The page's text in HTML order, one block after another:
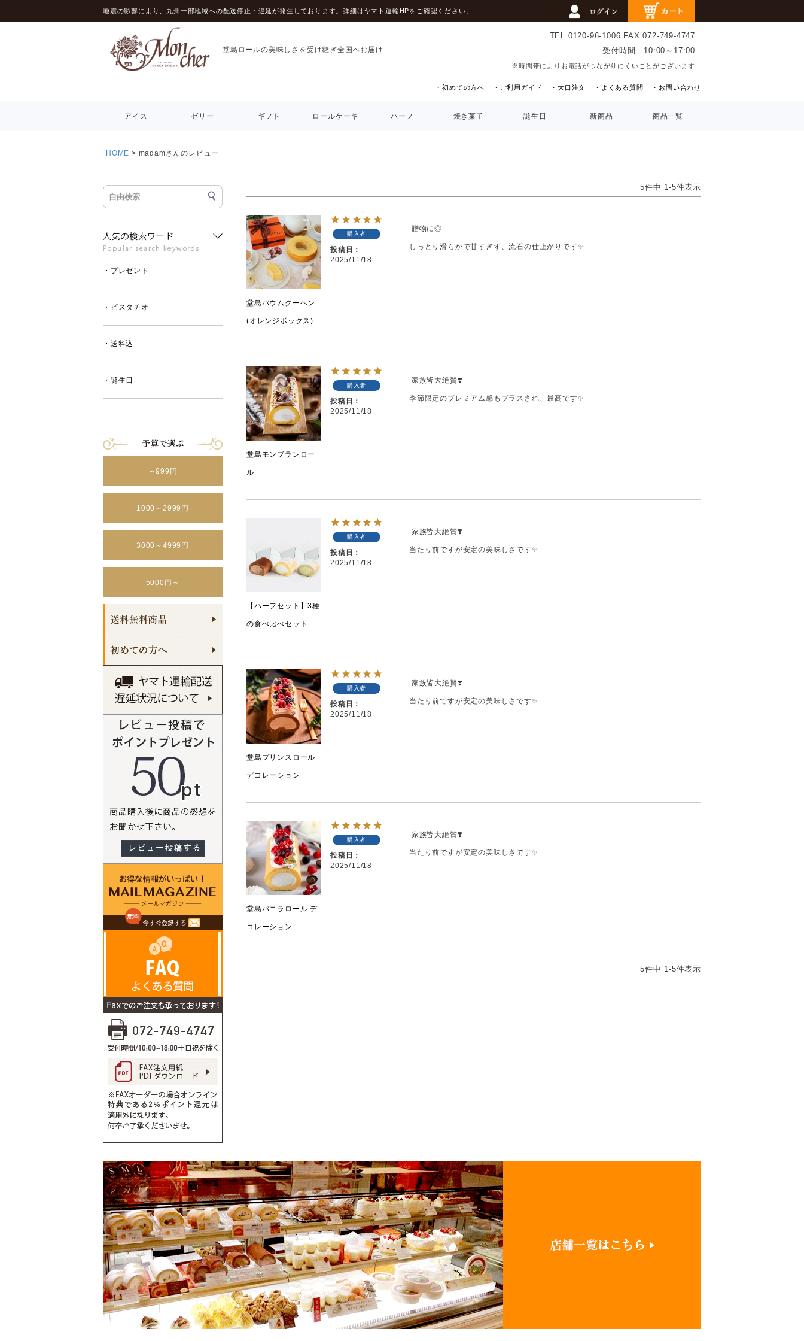
地震の影響により、九州一部地域への配送停止・遅延が発生しております。詳細はヤマト運輸HPをご確認ください。
堂島ロールの美味しさを受け継ぎ全国へお届け
TEL 0120-96-1006 FAX 072-749-4747
受付時間 10:00～17:00
※時間帯によりお電話がつながりにくいことがございます
・初めての方へ ・ご利用ガイド ・大口注文 ・よくある質問 ・お問い合わせ
アイス ゼリー ギフト ロールケーキ ハーフ 焼き菓子 誕生日 新商品 商品一覧
HOME madamさんのレビュー
・プレゼント
・ピスタチオ
・送料込
・誕生日
～999円
1000～2999円
3000～4999円
5000円～
5件中 1-5件表示
堂島バウムクーヘン
(オレンジボックス)
購入者
投稿日
2025/11/18
しっとり滑らかで甘すぎず、流石の仕上がりです✨
堂島モンブランロー
ル
購入者
投稿日
2025/11/18
季節限定のプレミアム感もプラスされ、最高です✨
【ハーフセット】3種
の食べ比べセット
購入者
投稿日
2025/11/18
当たり前ですが安定の美味しさです✨
堂島プリンスロール
デコレーション
購入者
投稿日
2025/11/18
当たり前ですが安定の美味しさです✨
堂島バニラロール デ
コレーション
購入者
投稿日
2025/11/18
当たり前ですが安定の美味しさです✨
5件中 1-5件表示